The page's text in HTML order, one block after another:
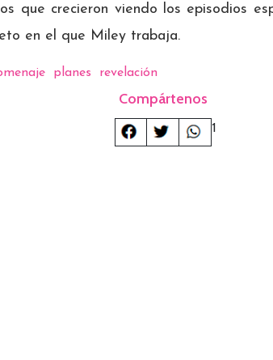
que crecieron viendo los episodios
en el que Miley trabaja.
planes revelación
Compártenos
1